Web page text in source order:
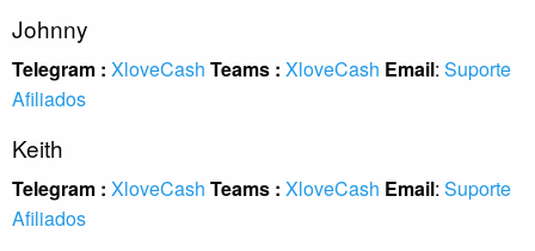
Johnny
Telegram : XloveCash Teams : XloveCash Email: Suporte
Afiliados
Keith
Telegram : XloveCash Teams : XloveCash Email: Suporte
Afiliados